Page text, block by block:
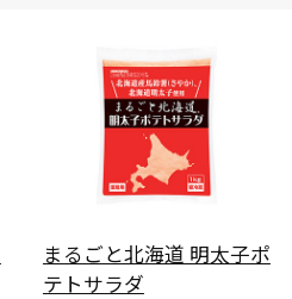
まるごと北海道 明太子ポ
テトサラダ